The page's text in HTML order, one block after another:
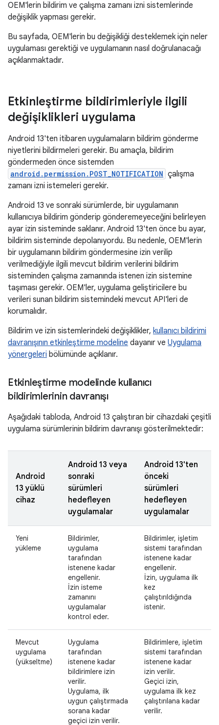
OEM'lerin bildirim ve çalışma zamanı izni sistemlerinde
değişiklik yapması gerekir.
Bu sayfada, OEM'lerin bu değişikliği desteklemek için neler
uygulaması gerektiği ve uygulamanın nasıl doğrulanacağı
açıklanmaktadır.
Etkinleştirme bildirimleriyle ilgili
değişiklikleri uygulama
Android 13'ten itibaren uygulamaların bildirim gönderme
niyetlerini bildirmeleri gerekir. Bu amaçla, bildirim
göndermeden önce sistemden
android.permission.POST_NOTIFICATION çalışma
zamanı izni istemeleri gerekir.
Android 13 ve sonraki sürümlerde, bir uygulamanın
kullanıcıya bildirim gönderip gönderemeyeceğini belirleyen
ayar izin sisteminde saklanır. Android 13'ten önce bu ayar,
bildirim sisteminde depolanıyordu. Bu nedenle, OEM'lerin
bir uygulamanın bildirim göndermesine izin verilip
verilmediğiyle ilgili mevcut bildirim verilerini bildirim
sisteminden çalışma zamanında istenen izin sistemine
taşıması gerekir. OEM'ler, uygulama geliştiricilere bu
verileri sunan bildirim sistemindeki mevcut API'leri de
korumalıdır.
Bildirim ve izin sistemlerindeki değişiklikler, kullanıcı bildirimi
davranışının etkinleştirme modeline dayanır ve Uygulama
yönergeleri bölümünde açıklanır.
Etkinleştirme modelinde kullanıcı
bildirimlerinin davranışı
Aşağıdaki tabloda, Android 13 çalıştıran bir cihazdaki çeşitli
uygulama sürümlerinin bildirim davranışı gösterilmektedir:
Android
13 yüklü
cihaz
Android 13 veya
sonraki
sürümleri
hedefleyen
uygulamalar
Android 13'ten
önceki
sürümleri
hedefleyen
uygulamalar
Yeni
yükleme
Bildirimler,
uygulama
tarafından
istenene kadar
engellenir.
İzin isteme
zamanını
uygulamalar
kontrol eder.
Bildirimler, işletim
sistemi tarafından
istenene kadar
engellenir.
İzin, uygulama ilk
kez
çalıştırıldığında
istenir.
Mevcut
uygulama
(yükseltme)
Uygulama
tarafından
istenene kadar
bildirimlere izin
verilir.
Uygulama, ilk
uygun çalıştırmada
sorana kadar
geçici izin verilir.
Bildirimlere, işletim
sistemi tarafından
istenene kadar
izin verilir.
Geçici izin,
uygulama ilk kez
çalıştırılana kadar
verilir.